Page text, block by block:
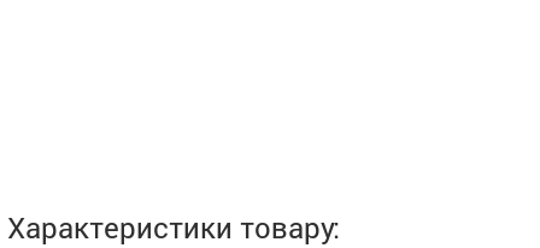
Характеристики товару: